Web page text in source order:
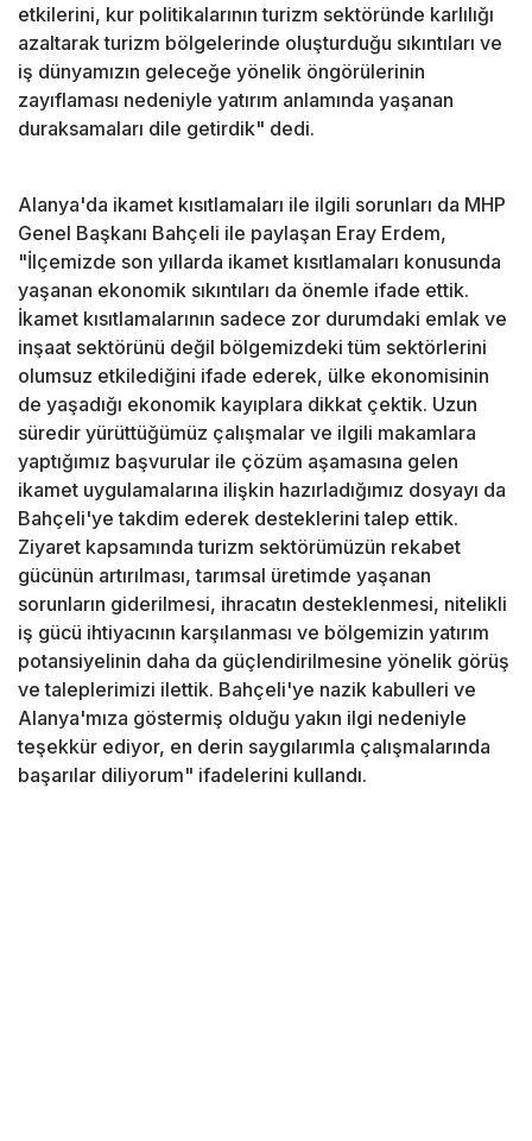
etkilerini, kur politikalarının turizm sektöründe karlılığı
azaltarak turizm bölgelerinde oluşturduğu sıkıntıları ve
iş dünyamızın geleceğe yönelik öngörülerinin
zayıflaması nedeniyle yatırım anlamında yaşanan
duraksamaları dile getirdik" dedi.
Alanya'da ikamet kısıtlamaları ile ilgili sorunları da MHP
Genel Başkanı Bahçeli ile paylaşan Eray Erdem,
"İlçemizde son yıllarda ikamet kısıtlamaları konusunda
yaşanan ekonomik sıkıntıları da önemle ifade ettik.
İkamet kısıtlamalarının sadece zor durumdaki emlak ve
inşaat sektörünü değil bölgemizdeki tüm sektörlerini
olumsuz etkilediğini ifade ederek, ülke ekonomisinin
de yaşadığı ekonomik kayıplara dikkat çektik. Uzun
süredir yürüttüğümüz çalışmalar ve ilgili makamlara
yaptığımız başvurular ile çözüm aşamasına gelen
ikamet uygulamalarına ilişkin hazırladığımız dosyayı da
Bahçeli'ye takdim ederek desteklerini talep ettik.
Ziyaret kapsamında turizm sektörümüzün rekabet
gücünün artırılması, tarımsal üretimde yaşanan
sorunların giderilmesi, ihracatın desteklenmesi, nitelikli
iş gücü ihtiyacının karşılanması ve bölgemizin yatırım
potansiyelinin daha da güçlendirilmesine yönelik görüş
ve taleplerimizi ilettik. Bahçeli'ye nazik kabulleri ve
Alanya'mıza göstermiş olduğu yakın ilgi nedeniyle
teşekkür ediyor, en derin saygılarımla çalışmalarında
başarılar diliyorum" ifadelerini kullandı.